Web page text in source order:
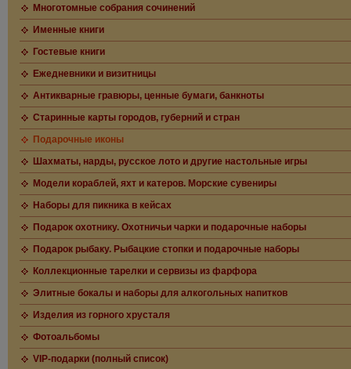
Многотомные собрания сочинений
Именные книги
Гостевые книги
Ежедневники и визитницы
Антикварные гравюры, ценные бумаги, банкноты
Старинные карты городов, губерний и стран
Подарочные иконы
Шахматы, нарды, русское лото и другие настольные игры
Модели кораблей, яхт и катеров. Морские сувениры
Наборы для пикника в кейсах
Подарок охотнику. Охотничьи чарки и подарочные наборы
Подарок рыбаку. Рыбацкие стопки и подарочные наборы
Коллекционные тарелки и сервизы из фарфора
Элитные бокалы и наборы для алкогольных напитков
Изделия из горного хрусталя
Фотоальбомы
VIP-подарки (полный список)